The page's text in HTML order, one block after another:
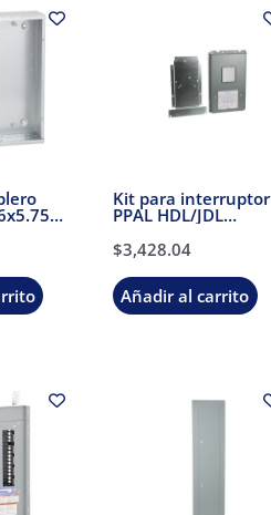
Kit para interruptor
PPAL HDL/JDL
Schneider Electric
$3,428.04
Añadir al carrito